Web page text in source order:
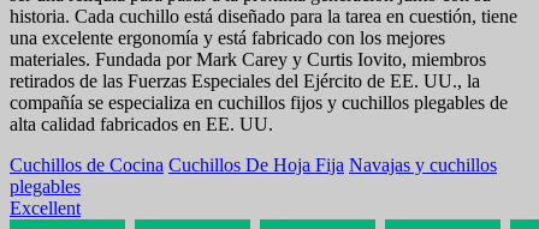
historia. Cada cuchillo está diseñado para la tarea en cuestión, tiene
una excelente ergonomía y está fabricado con los mejores
materiales. Fundada por Mark Carey y Curtis Iovito, miembros
retirados de las Fuerzas Especiales del Ejército de EE. UU., la
compañía se especializa en cuchillos fijos y cuchillos plegables de
alta calidad fabricados en EE. UU.
Cuchillos de Cocina Cuchillos De Hoja Fija Navajas y cuchillos
plegables
Excellent